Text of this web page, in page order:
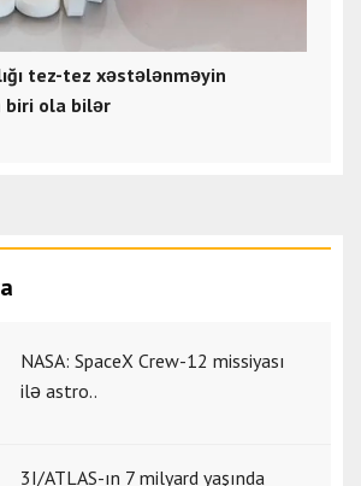
tez-tez xəstələnməyin
biri ola bilər
NASA: SpaceX Crew-12 missiyası
ilə astro..
3I/ATLAS-ın 7 milyard yaşında